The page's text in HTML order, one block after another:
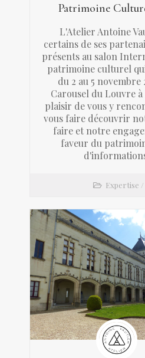
Patrimoine
L'Atelier Antoine
certains de ses
présents au salon
patrimoine culturel
du 2 au 5 novembre
Carousel du Louvre à
plaisir de vous y
vous faire découvrir
faire et notre
faveur du
Expertise /